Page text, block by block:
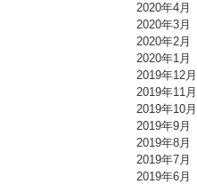
2020年4月
2020年3月
2020年2月
2020年1月
2019年12月
2019年11月
2019年10月
2019年9月
2019年8月
2019年7月
2019年6月